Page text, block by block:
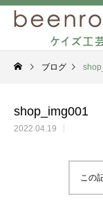
ブログ
shop_img001
2022.04.19
この